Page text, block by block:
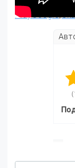
PlayGoogle|